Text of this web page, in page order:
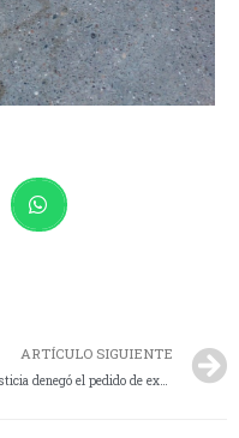
ARTÍCULO SIGUIENTE
La justicia denegó el pedido de excarcelación a los tres detenidos por abigeato agravado